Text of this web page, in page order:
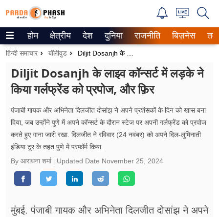
Trending on Google News
वेब स्टोरीज
उत्तर प्रदेश
गैलरी
रिलेशनशिप
होम क्षेत्रीय देश दुनिया राजनीति बिज़नेस
हिन्दी समाचार बॉलीवुड
Diljit Dosanjh के लाइव कॉन्सर्ट में लड़के ने
किया गर्लफ्रेंड को प्रपोज, और फ़िर
पंजाबी गायक और अभिनेता दिलजीत दोसांझ ने अपने प्रशंसकों के दिन को खास बना
दिया, जब उन्होंने पुणे में अपने कॉन्सर्ट के दौरान स्टेज पर अपनी गर्लफ्रेंड को प्रपोज
करते हुए गाना जारी रखा. दिलजीत ने रविवार (24 नवंबर) को अपने दिल-लुमिनाती
इंडिया टूर के तहत पुणे में परफॉर्म किया.
By आराधना शर्मा
Updated Date November 25, 2024
मुंबई. पंजाबी गायक और अभिनेता दिलजीत दोसांझ ने अपने